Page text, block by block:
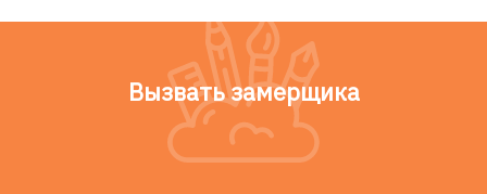
Вызвать замерщика